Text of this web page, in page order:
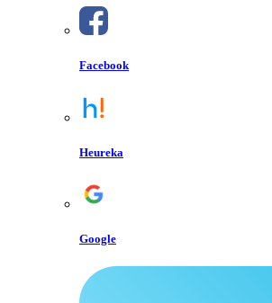
Facebook
Heureka
Google